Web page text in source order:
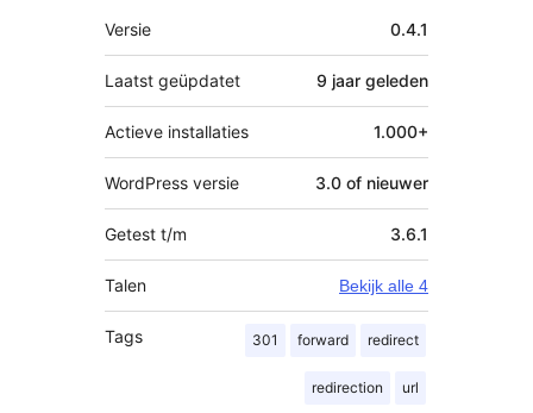
Meta
Versie 0.4.1
Laatst geüpdatet 9 jaar geleden
Actieve installaties 1.000+
WordPress versie 3.0 of nieuwer
Getest t/m 3.6.1
Talen Bekijk alle 4
Tags 301 forward redirect
redirection url